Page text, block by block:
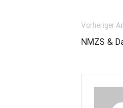
Vorheriger
NMZS &